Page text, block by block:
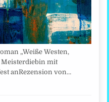
„Weiße Westen,
Meisterdiebin mit
anRezension von…